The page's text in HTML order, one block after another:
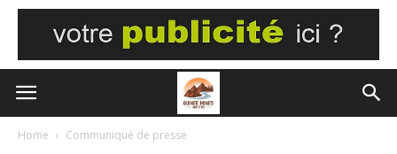
Home Communiqué de presse